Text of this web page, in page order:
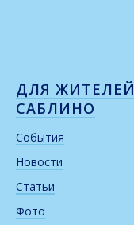
ДЛЯ ЖИТЕЛЕЙ
САБЛИНО
События
Новости
Статьи
Фото